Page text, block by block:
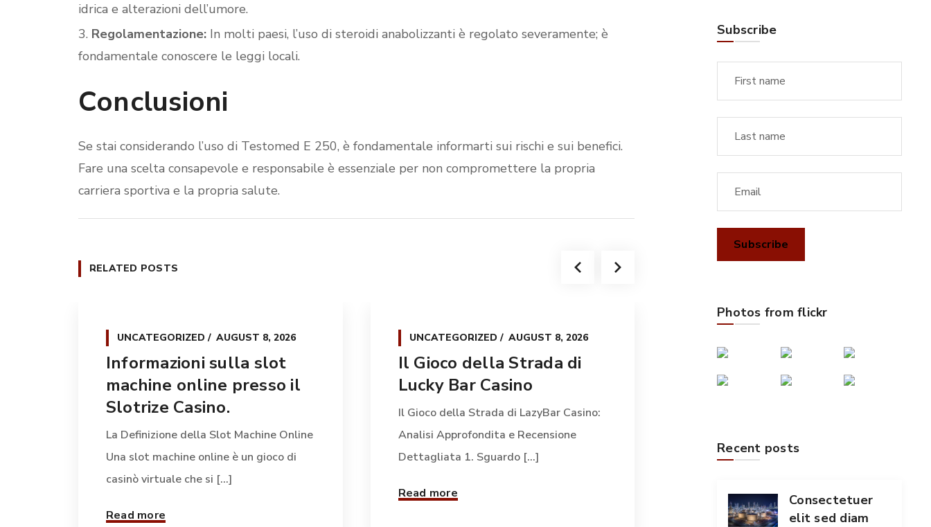
idrica e alterazioni dell’umore.
Regolamentazione:In molti paesi, l’uso di steroidi anabolizzanti è regolato severamente; è
fondamentale conoscere le leggi locali.
Conclusioni
Se stai considerando l’uso di Testomed E 250, è fondamentale informarti sui rischi e sui benefici.
Fare una scelta consapevole e responsabile è essenziale per non compromettere la propria
carriera sportiva e la propria salute.
RELATED POSTS
UNCATEGORIZED AUGUST 8, 2026
Informazioni sulla slot
machine online presso il
Slotrize Casino.
La Definizione della Slot Machine Online
Una slot machine online è un gioco di
casinò virtuale che si [...]
Read more
UNCATEGORIZED AUGUST 8, 2026
Il Gioco della Strada di
Lucky Bar Casino
Il Gioco della Strada di LazyBar Casino:
Analisi Approfondita e Recensione
Dettagliata 1. Sguardo [...]
Read more
Rouční Bonusy v Lazy Bar
Casinos
a atraktivních [...]
Read more
Subscribe
Photos from flickr
Recent posts
Consectetuer
elit sed diam